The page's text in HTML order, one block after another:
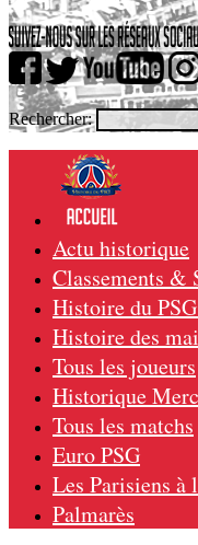
Rechercher:
Actu historique
Classements &
Histoire du
Histoire des
Tous les joueurs
Historique
Tous les matchs
Euro PSG
Les Parisiens à
Palmarès